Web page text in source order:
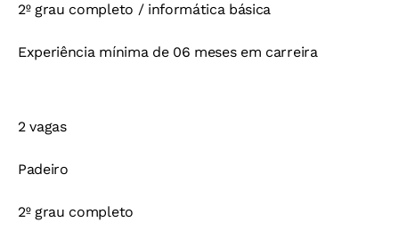
2º grau completo / informática básica
Experiência mínima de 06 meses em carreira
2 vagas
Padeiro
2º grau completo